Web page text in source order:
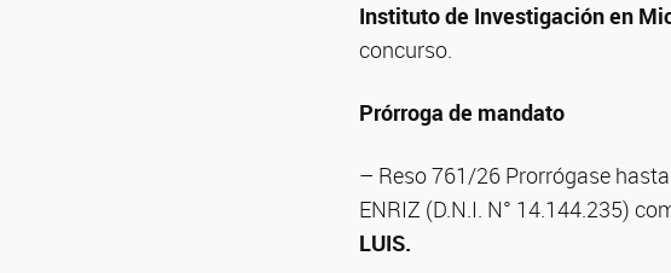
Instituto de Investigación en
concurso.
Prórroga de mandato
– Reso 761/26 Prorrógase
ENRIZ (D.N.I. N° 14.144.235)
LUIS.